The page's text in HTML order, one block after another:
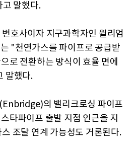
고 말했다.
호사이자 지구과학자인 윌리엄
"천연가스를 파이프로 공급받
로 전환하는 방식이 효율 면에
말했다.
의 밸리크로싱 파이프
타파이프 출발 지점 인근을 지
조달 연계 가능성도 거론된다.